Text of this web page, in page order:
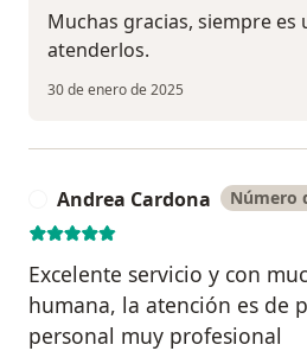
Muchas gracias, siempre es
atenderlos.
30 de enero de 2025
Andrea Cardona Número
Excelente servicio y con
humana, la atención es de
personal muy profesional